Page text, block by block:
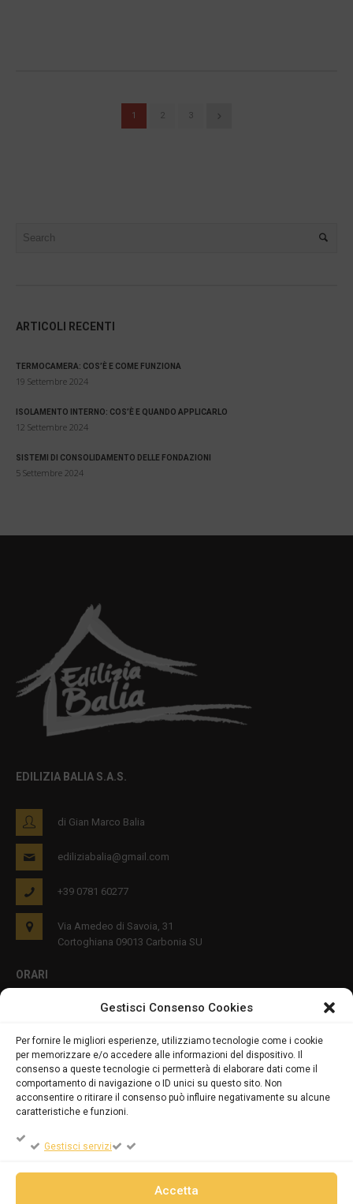
Gestisci Consenso Cookies
Per fornire le migliori esperienze, utilizziamo tecnologie come i cookie
per memorizzare e/o accedere alle informazioni del dispositivo. Il
consenso a queste tecnologie ci permetterà di elaborare dati come il
comportamento di navigazione o ID unici su questo sito. Non
acconsentire o ritirare il consenso può influire negativamente su alcune
caratteristiche e funzioni.
Gestisci servizi
Accetta
1 2 3
ARTICOLI RECENTI
TERMOCAMERA: COS’È E COME FUNZIONA
19 Settembre 2024
ISOLAMENTO INTERNO: COS’È E QUANDO APPLICARLO
12 Settembre 2024
SISTEMI DI CONSOLIDAMENTO DELLE FONDAZIONI
5 Settembre 2024
EDILIZIA BALIA S.A.S.
di Gian Marco Balia
ediliziabalia@gmail.com
+39 0781 60277
Via Amedeo di Savoia, 31
Cortoghiana 09013 Carbonia SU
ORARI
PRIVACY E COOKIES
DICHIARAZIONE SULLA PRIVACY (UE)
COOKIE POLICY (UE)